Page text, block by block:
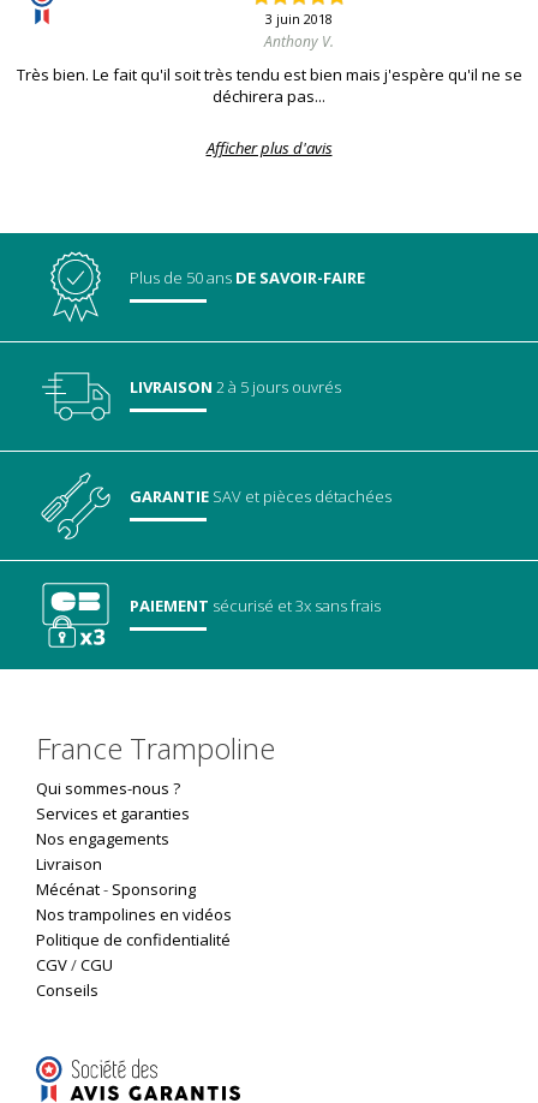
3 juin 2018
Anthony V.
Très bien. Le fait qu'il soit très tendu est bien mais j'espère qu'il ne se
déchirera pas...
Afficher plus d'avis
Plus de 50 ans DE SAVOIR-FAIRE
LIVRAISON 2 à 5 jours ouvrés
GARANTIE SAV et pièces détachées
PAIEMENT sécurisé et 3x sans frais
France Trampoline
Qui sommes-nous ?
Services et garanties
Nos engagements
Livraison
Mécénat- Sponsoring
Nos trampolines en vidéos
Politique de confidentialité
CGV/CGU
Conseils